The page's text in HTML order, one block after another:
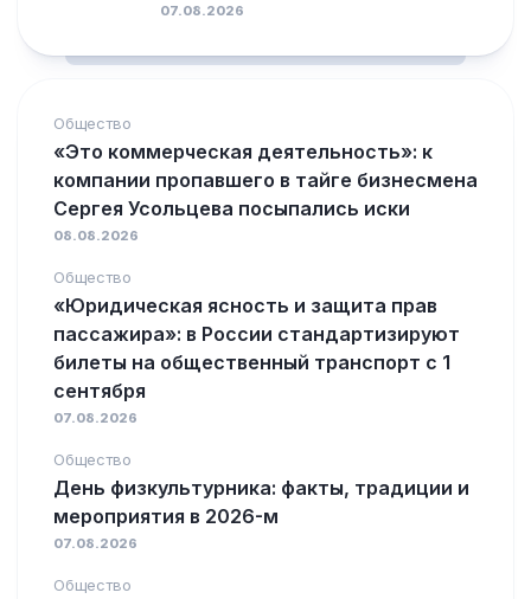
07.08.2026
Общество
«Это коммерческая деятельность»: к
компании пропавшего в тайге бизнесмена
Сергея Усольцева посыпались иски
08.08.2026
Общество
«Юридическая ясность и защита прав
пассажира»: в России стандартизируют
билеты на общественный транспорт с 1
сентября
07.08.2026
Общество
День физкультурника: факты, традиции и
мероприятия в 2026-м
07.08.2026
Общество